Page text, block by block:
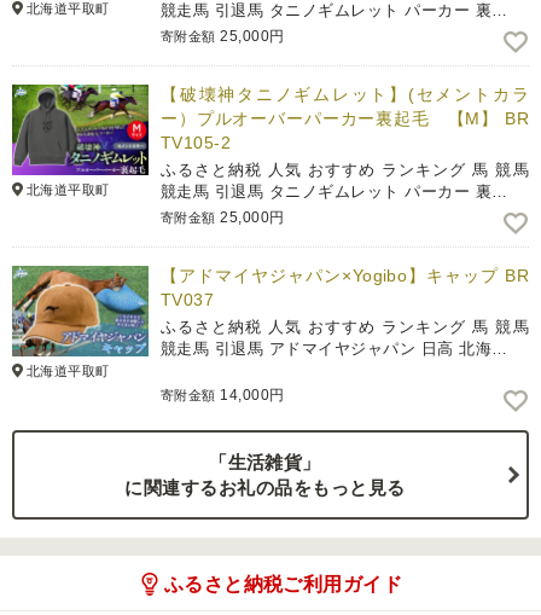
北海道平取町
競走馬 引退馬 タニノギムレット パーカー 裏…
寄附金額 25,000円
北海道平取町
【破壊神タニノギムレット】(セメントカラ
ー）プルオーバーパーカー裏起毛 【М】 BR
TV105-2
ふるさと納税 人気 おすすめ ランキング 馬 競馬
競走馬 引退馬 タニノギムレット パーカー 裏…
寄附金額 25,000円
北海道平取町
【アドマイヤジャパン×Yogibo】キャップ BR
TV037
ふるさと納税 人気 おすすめ ランキング 馬 競馬
競走馬 引退馬 アドマイヤジャパン 日高 北海…
寄附金額 14,000円
「生活雑貨」
に関連するお礼の品をもっと見る
ふるさと納税ご利用ガイド